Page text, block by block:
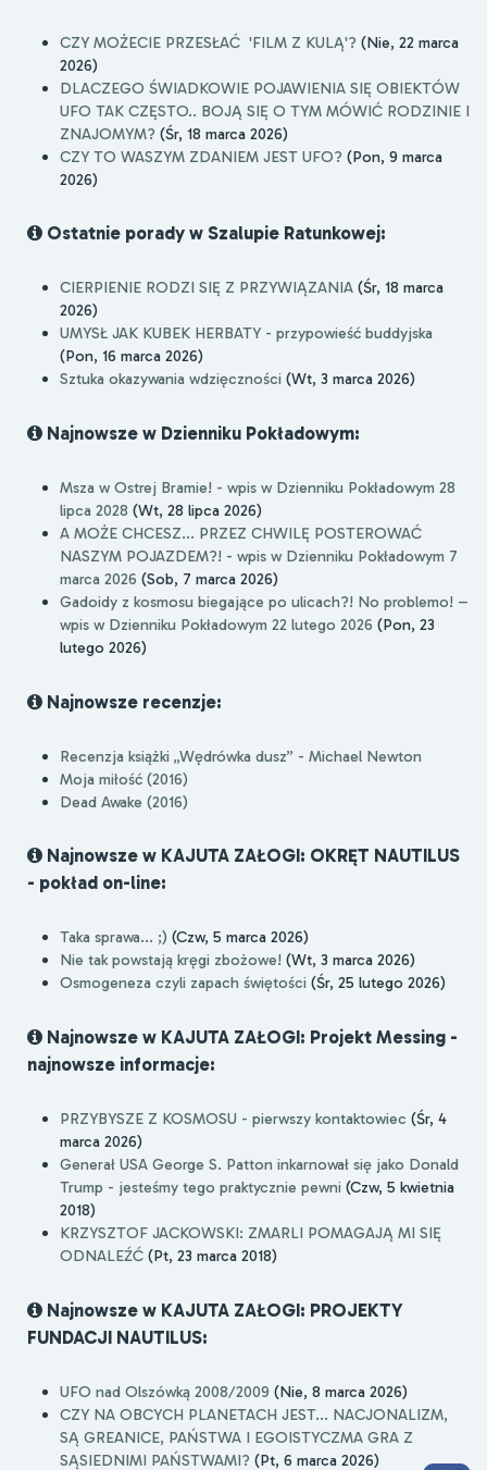
CZY MOŻECIE PRZESŁAĆ 'FILM Z KULĄ'? (Nie, 22 marca
2026)
DLACZEGO ŚWIADKOWIE POJAWIENIA SIĘ OBIEKTÓW
UFO TAK CZĘSTO.. BOJĄ SIĘ O TYM MÓWIĆ RODZINIE I
ZNAJOMYM? (Śr, 18 marca 2026)
CZY TO WASZYM ZDANIEM JEST UFO? (Pon, 9 marca
2026)
Ostatnie porady w Szalupie Ratunkowej:
CIERPIENIE RODZI SIĘ Z PRZYWIĄZANIA (Śr, 18 marca
2026)
UMYSŁ JAK KUBEK HERBATY - przypowieść buddyjska
(Pon, 16 marca 2026)
Sztuka okazywania wdzięczności (Wt, 3 marca 2026)
Najnowsze w Dzienniku Pokładowym:
Msza w Ostrej Bramie! - wpis w Dzienniku Pokładowym 28
lipca 2028 (Wt, 28 lipca 2026)
A MOŻE CHCESZ... PRZEZ CHWILĘ POSTEROWAĆ
NASZYM POJAZDEM?! - wpis w Dzienniku Pokładowym 7
marca 2026 (Sob, 7 marca 2026)
Gadoidy z kosmosu biegające po ulicach?! No problemo! –
wpis w Dzienniku Pokładowym 22 lutego 2026 (Pon, 23
lutego 2026)
Najnowsze recenzje:
Recenzja książki „Wędrówka dusz” - Michael Newton
Moja miłość (2016)
Dead Awake (2016)
Najnowsze w KAJUTA ZAŁOGI: OKRĘT NAUTILUS
- pokład on-line:
Taka sprawa... ;) (Czw, 5 marca 2026)
Nie tak powstają kręgi zbożowe! (Wt, 3 marca 2026)
Osmogeneza czyli zapach świętości (Śr, 25 lutego 2026)
Najnowsze w KAJUTA ZAŁOGI: Projekt Messing -
najnowsze informacje:
PRZYBYSZE Z KOSMOSU - pierwszy kontaktowiec (Śr, 4
marca 2026)
Generał USA George S. Patton inkarnował się jako Donald
Trump - jesteśmy tego praktycznie pewni (Czw, 5 kwietnia
2018)
KRZYSZTOF JACKOWSKI: ZMARLI POMAGAJĄ MI SIĘ
ODNALEŹĆ (Pt, 23 marca 2018)
Najnowsze w KAJUTA ZAŁOGI: PROJEKTY
FUNDACJI NAUTILUS:
UFO nad Olszówką 2008/2009 (Nie, 8 marca 2026)
CZY NA OBCYCH PLANETACH JEST... NACJONALIZM,
SĄ GREANICE, PAŃSTWA I EGOISTYCZMA GRA Z
SĄSIEDNIMI PAŃSTWAMI? (Pt, 6 marca 2026)